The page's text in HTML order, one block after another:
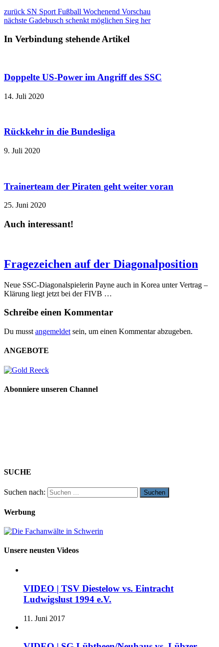
zurück SN Sport Fußball Wochenend Vorschau
nächste Gadebusch schenkt möglichen Sieg her
In Verbindung stehende Artikel
Doppelte US-Power im Angriff des SSC
14. Juli 2020
Rückkehr in die Bundesliga
9. Juli 2020
Trainerteam der Piraten geht weiter voran
25. Juni 2020
Auch interessant!
Fragezeichen auf der Diagonalposition
Neue SSC-Diagonalspielerin Payne auch in Korea unter Vertrag –
Klärung liegt jetzt bei der FIVB …
Schreibe einen Kommentar
Du musst angemeldet sein, um einen Kommentar abzugeben.
ANGEBOTE
Abonniere unseren Channel
SUCHE
Suchen nach:
Werbung
Unsere neusten Videos
VIDEO | TSV Diestelow vs. Eintracht
Ludwigslust 1994 e.V.
11. Juni 2017